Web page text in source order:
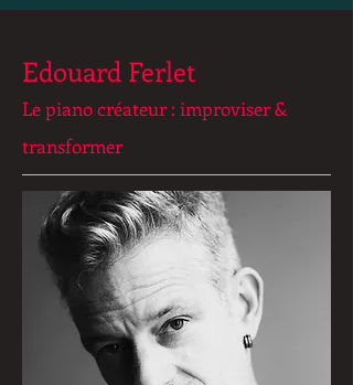
Edouard Ferlet
Le piano créateur : improviser &
transformer